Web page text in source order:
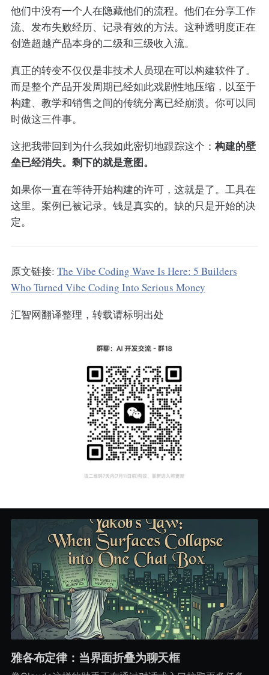
他们中没有一个人在隐藏他们的流程。他们在分享工作
流、发布失败经历、记录有效的方法。这种透明度正在
创造超越产品本身的二级和三级收入流。
真正的转变不仅仅是非技术人员现在可以构建软件了。
而是整个产品开发周期已经如此戏剧性地压缩，以至于
构建、教学和销售之间的传统分离已经崩溃。你可以同
时做这三件事。
这把我带回到为什么我如此密切地跟踪这个： 构建的壁
垒已经消失。剩下的就是意图。
如果你一直在等待开始构建的许可，这就是了。工具在
这里。案例已被记录。钱是真实的。缺的只是开始的决
定。
原文链接: The Vibe Coding Wave Is Here: 5 Builders
Who Turned Vibe Coding Into Serious Money
汇智网翻译整理，转载请标明出处
雅各布定律：当界面折叠为聊天框